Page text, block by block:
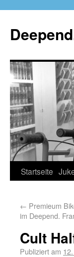
Startseite
← Premieum
im Deepend.
Cult
Publiziert am